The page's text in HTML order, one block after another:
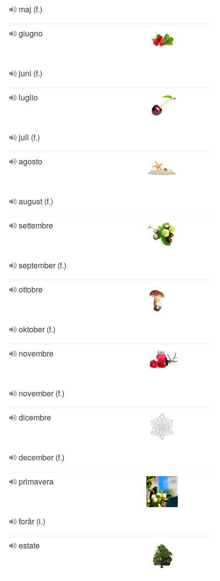
maj (f.)
giugno
juni (f.)
luglio
juli (f.)
agosto
august (f.)
settembre
september (f.)
ottobre
oktober (f.)
novembre
november (f.)
dicembre
december (f.)
primavera
forår (i.)
estate